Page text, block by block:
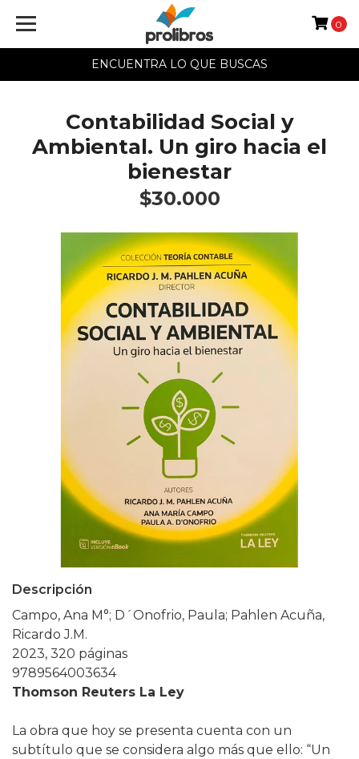
ENCUENTRA LO QUE BUSCAS
0
Contabilidad Social y
Ambiental. Un giro hacia el
bienestar
$30.000
Descripción
Campo, Ana M°; D´Onofrio, Paula; Pahlen Acuña,
Ricardo J.M.
2023, 320 páginas
9789564003634
Thomson Reuters La Ley
La obra que hoy se presenta cuenta con un
subtítulo que se considera algo más que ello: “Un